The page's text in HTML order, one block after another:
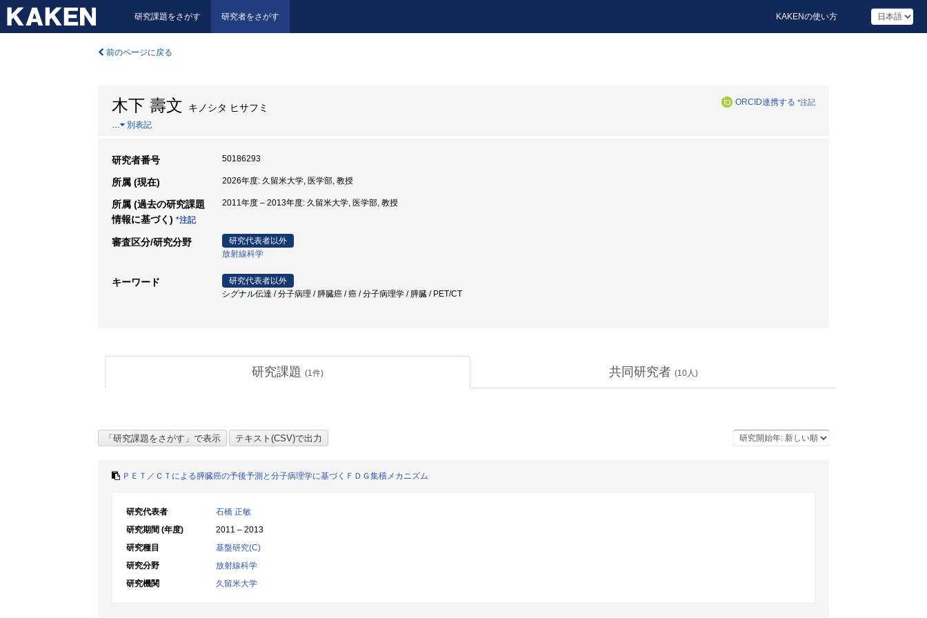
研究課題をさがす 研究者をさがす KAKENの使い方
前のページに戻る
木下 壽文 キノシタ ヒサフミ ORCID連携する *注記
… 別表記
研究者番号 50186293
所属 (現在) 2026年度: 久留米大学, 医学部, 教授
所属 (過去の研究課題
情報に基づく) *注記
2011年度 – 2013年度: 久留米大学, 医学部, 教授
審査区分/研究分野
研究代表者以外
放射線科学
キーワード
研究代表者以外
シグナル伝達 / 分子病理 / 膵臓癌 / 癌 / 分子病理学 / 膵臓 / PET/CT
研究課題 (1件) 共同研究者 (10人)
ＰＥＴ／ＣＴによる膵臓癌の予後予測と分子病理学に基づくＦＤＧ集積メカニズム
研究代表者
石橋 正敏
研究期間 (年度)
2011 – 2013
研究種目
基盤研究(C)
研究分野
放射線科学
研究機関
久留米大学